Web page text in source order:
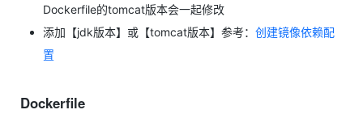
Dockerfile的tomcat版本会一起修改
添加【jdk版本】或【tomcat版本】参考： 创建镜像依赖配
置
Dockerfile